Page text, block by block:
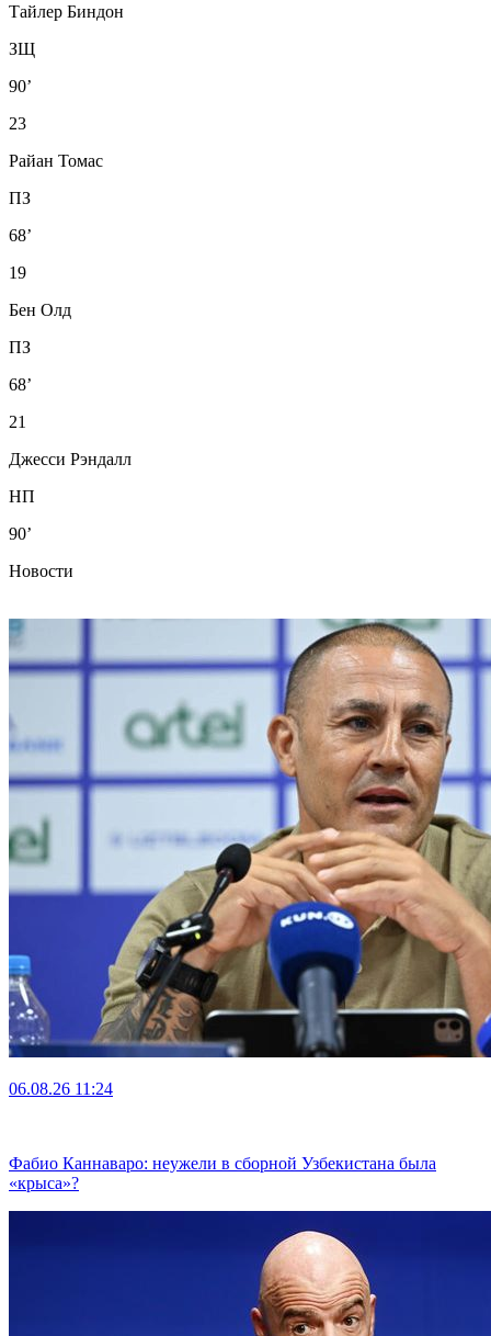
Тайлер Биндон
ЗЩ
90’
23
Райан Томас
ПЗ
68’
19
Бен Олд
ПЗ
68’
21
Джесси Рэндалл
НП
90’
Новости
06.08.26 11:24
Фабио Каннаваро: неужели в сборной Узбекистана была
«крыса»?